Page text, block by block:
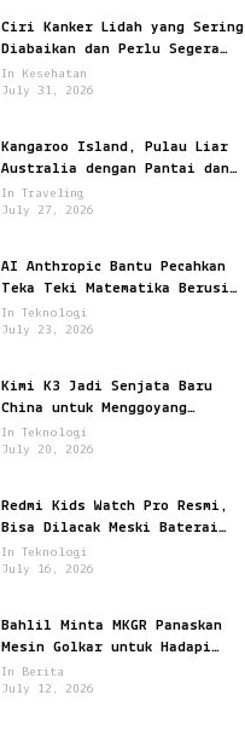
Ciri Kanker Lidah yang Sering
Diabaikan dan Perlu Segera
Diperiksa
In Kesehatan
July 31, 2026
Kangaroo Island, Pulau Liar
Australia dengan Pantai dan
Satwa Ikonik
In Traveling
July 27, 2026
AI Anthropic Bantu Pecahkan
Teka Teki Matematika Berusia
87 Tahun
In Teknologi
July 23, 2026
Kimi K3 Jadi Senjata Baru
China untuk Menggoyang
Keunggulan AI Amerika
In Teknologi
July 20, 2026
Redmi Kids Watch Pro Resmi,
Bisa Dilacak Meski Baterai
Sudah Habis
In Teknologi
July 16, 2026
Bahlil Minta MKGR Panaskan
Mesin Golkar untuk Hadapi
Pemilu 2029
In Berita
July 12, 2026